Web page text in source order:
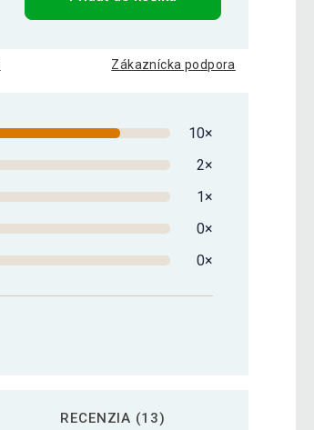
Zákaznícka podpora
10×
2×
1×
0×
0×
RECENZIA (13)